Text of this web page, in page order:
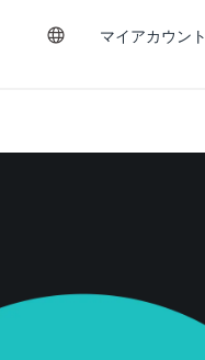
マイアカウント